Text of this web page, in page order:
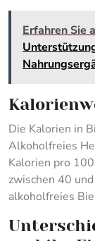
Erfahren Sie
Die Kalorien in
Alkoholfreies
Kalorien pro
zwischen 40
alkoholfreies